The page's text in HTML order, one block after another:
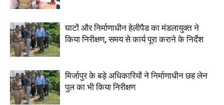
घाटों और निर्माणाधीन हेलीपैड का मंडलायुक्त ने
किया निरीक्षण, समय से कार्य पूरा कराने के निर्देश
मिर्जापुर के बड़े अधिकारियों ने निर्माणाधीन छह लेन
पुल का भी किया निरीक्षण